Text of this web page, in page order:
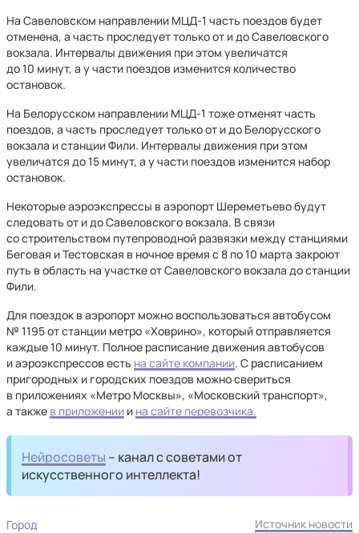
На Савеловском направлении МЦД-1 часть поездов будет
отменена, а часть проследует только от и до Савеловского
вокзала. Интервалы движения при этом увеличатся
до 10 минут, а у части поездов изменится количество
остановок.
На Белорусском направлении МЦД-1 тоже отменят часть
поездов, а часть проследует только от и до Белорусского
вокзала и станции Фили. Интервалы движения при этом
увеличатся до 15 минут, а у части поездов изменится набор
остановок.
Некоторые аэроэкспрессы в аэропорт Шереметьево будут
следовать от и до Савеловского вокзала. В связи
со строительством путепроводной развязки между станциями
Беговая и Тестовская в ночное время с 8 по 10 марта закроют
путь в область на участке от Савеловского вокзала до станции
Фили.
Для поездок в аэропорт можно воспользоваться автобусом
№ 1195 от станции метро «Ховрино», который отправляется
каждые 10 минут. Полное расписание движения автобусов
и аэроэкспрессов есть на сайте компании. С расписанием
пригородных и городских поездов можно свериться
в приложениях «Метро Москвы», «Московский транспорт»,
а также в приложении и на сайте перевозчика.
Нейросоветы – канал с советами от
искусственного интеллекта!
Город Источник новости